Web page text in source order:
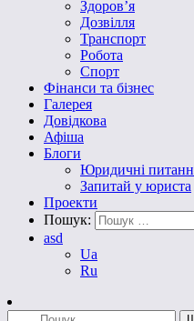
Здоров’я
Дозвілля
Транспорт
Робота
Спорт
Фінанси та бізнес
Галерея
Довідкова
Афіша
Блоги
Юридичні
Запитай у юриста
Проекти
Пошук:
asd
Ua
Ru